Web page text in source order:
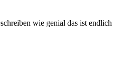
wie genial das ist endlich